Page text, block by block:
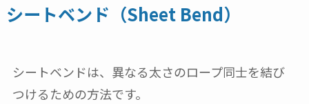
シートベンド（Sheet Bend）
シートベンドは、異なる太さのロープ同士を結び
つけるための方法です。